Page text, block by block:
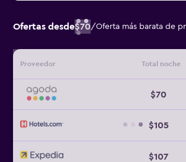
Ofertas desde$70/Oferta más barata de
Proveedor Total noche
$70
$105
$107